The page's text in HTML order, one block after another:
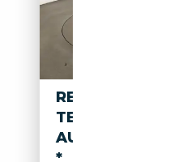
RENAULT
TECHNO
*